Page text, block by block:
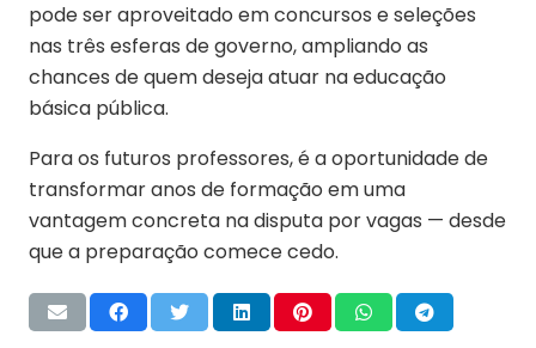
pode ser aproveitado em concursos e seleções
nas três esferas de governo, ampliando as
chances de quem deseja atuar na educação
básica pública.
Para os futuros professores, é a oportunidade de
transformar anos de formação em uma
vantagem concreta na disputa por vagas — desde
que a preparação comece cedo.